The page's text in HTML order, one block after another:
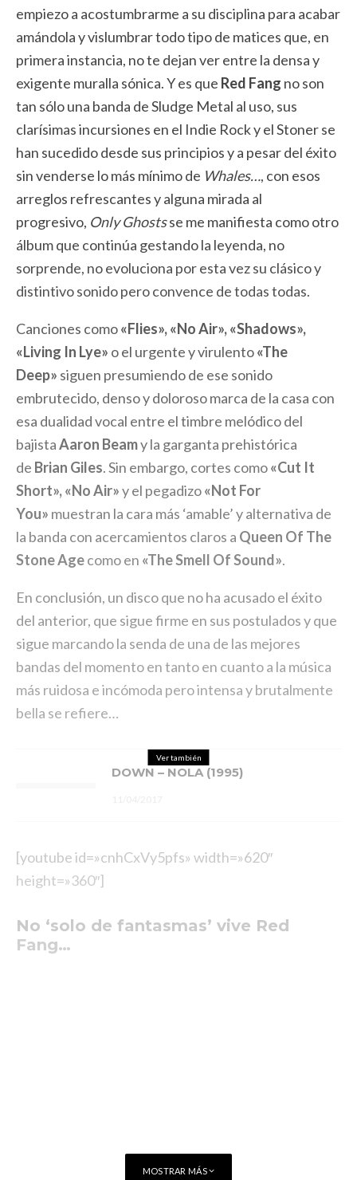
empiezo a acostumbrarme a su disciplina para acabar
amándola y vislumbrar todo tipo de matices que, en
primera instancia, no te dejan ver entre la densa y
exigente muralla sónica. Y es que Red Fang no son
tan sólo una banda de Sludge Metal al uso, sus
clarísimas incursiones en el Indie Rock y el Stoner se
han sucedido desde sus principios y a pesar del éxito
sin venderse lo más mínimo de Whales…, con esos
arreglos refrescantes y alguna mirada al
progresivo, Only Ghostsse me manifiesta como otro
álbum que continúa gestando la leyenda, no
sorprende, no evoluciona por esta vez su clásico y
distintivo sonido pero convence de todas todas.
Canciones como«Flies», «No Air», «Shadows»,
«Living In Lye» o el urgente y virulento«The
Deep» siguen presumiendo de ese sonido
embrutecido, denso y doloroso marca de la casa con
esa dualidad vocal entre el timbre melódico del
bajistaAaron Beamy la garganta prehistórica
de Brian Giles. Sin embargo, cortes como«Cut It
Short», «No Air»y el pegadizo«Not For
You» muestran la cara más ‘amable’ y alternativa de
la banda con acercamientos claros a Queen Of The
Stone Agecomo en «The Smell Of Sound».
En conclusión, un disco que no ha acusado el éxito
del anterior, que sigue firme en sus postulados y que
sigue marcando la senda de una de las mejores
bandas del momento en tanto en cuanto a la música
más ruidosa e incómoda pero intensa y brutalmente
bella se refiere…
Ver también
DOWN – NOLA (1995)
[youtube id=»cnhCxVy5pfs» width=»620″
height=»360″]
No ‘solo de fantasmas’ vive Red
Fang…
MOSTRAR MÁS